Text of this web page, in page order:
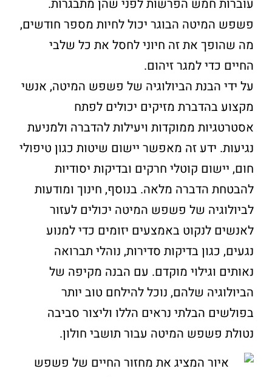
עוברות חמש הפרשות לפני שהן מתבגרות.
פשפש המיטה הבוגר יכול לחיות מספר חודשים,
מה שהופך את זה חיוני לחסל את כל שלבי
החיים כדי למגר זיהום.
על ידי הבנת הביולוגיה של פשפש המיטה, אנשי
מקצוע בהדברת מזיקים יכולים לפתח
אסטרטגיות ממוקדות ויעילות להדברה ולמניעת
נגיעות. ידע זה מאפשר יישום שיטות כגון טיפולי
חום, יישום קוטלי חרקים ובדיקות יסודיות
להבטחת הדברה מלאה. בנוסף, חינוך ומודעות
לביולוגיה של פשפש המיטה יכולים לעזור
לאנשים לנקוט באמצעים יזומים כדי למנוע
נגעים, כגון בדיקות סדירות, נוהלי תברואה
נאותים וגילוי מוקדם. עם הבנה מקיפה של
הביולוגיה שלהם, נוכל להילחם טוב יותר
בפולשים הבלתי נראים הללו וליצור סביבה
נטולת פשפש המיטה עבור תושבי חולון.